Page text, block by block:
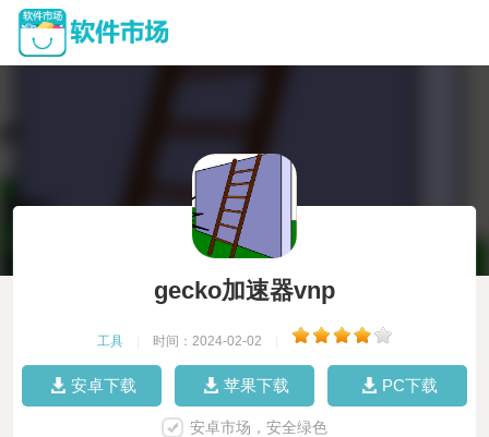
gecko加速器vnp
工具 时间：2024-02-02
安卓下载 苹果下载 PC下载
安卓市场，安全绿色